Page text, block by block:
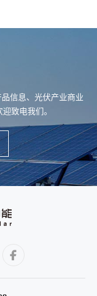
信息、光伏产业商业
致电我们。